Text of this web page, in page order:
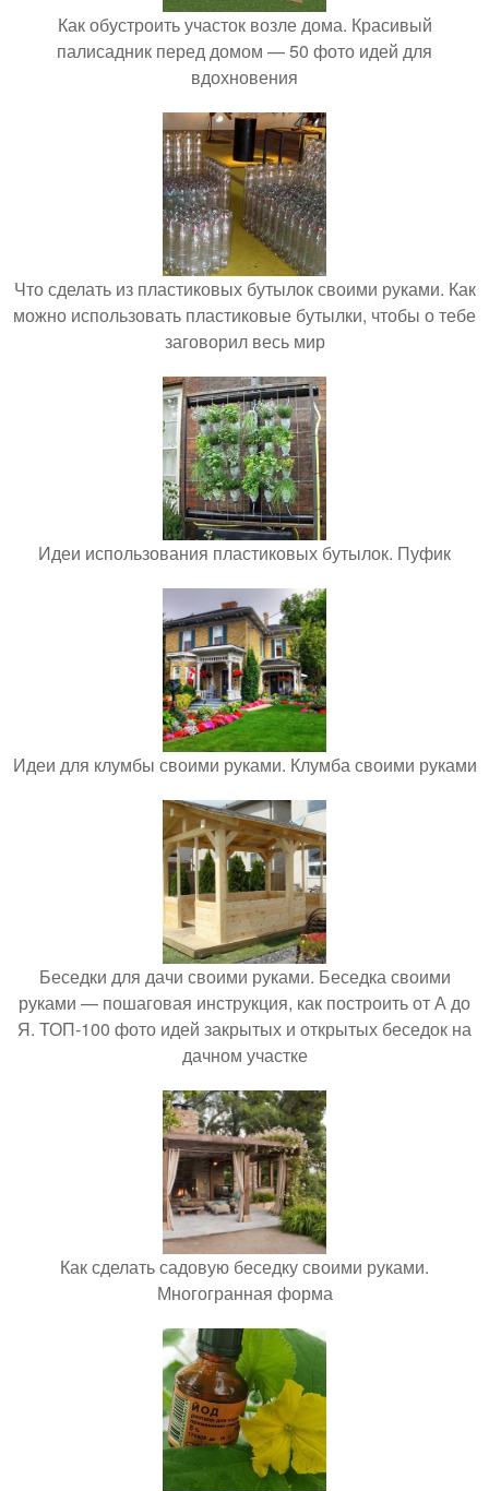
Как обустроить участок возле дома. Красивый
палисадник перед домом — 50 фото идей для
вдохновения
Что сделать из пластиковых бутылок своими руками. Как
можно использовать пластиковые бутылки, чтобы о тебе
заговорил весь мир
Идеи использования пластиковых бутылок. Пуфик
Идеи для клумбы своими руками. Клумба своими руками
Беседки для дачи своими руками. Беседка своими
руками — пошаговая инструкция, как построить от А до
Я. ТОП-100 фото идей закрытых и открытых беседок на
дачном участке
Как сделать садовую беседку своими руками.
Многогранная форма